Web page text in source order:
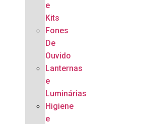
e
Kits
Fones
De
Ouvido
Lanternas
e
Luminárias
Higiene
e